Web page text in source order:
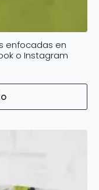
enfocadas en
o Instagram